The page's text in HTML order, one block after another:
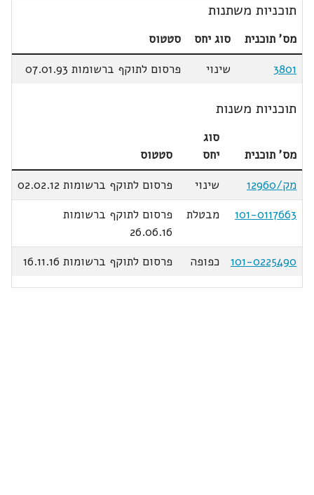
תוכניות משתנות
מס' תוכנית סוג יחס
סטטוס
3801
שינוי פרסום לתוקף ברשומות 07.01.93
תוכניות משנות
מס' תוכנית
סוג
יחס
סטטוס
מק/12960
שינוי
פרסום לתוקף ברשומות 02.02.12
101-0117663
מבטלת
פרסום לתוקף ברשומות
26.06.16
101-0225490
כפופה פרסום לתוקף ברשומות 16.11.16